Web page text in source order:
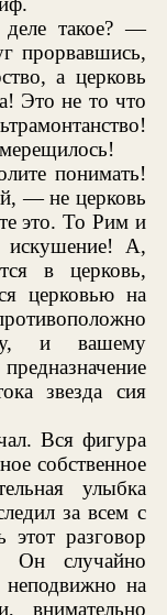
такое? —
прорвавшись,
а церковь
Это не то что
понимать!
— не церковь
это. То Рим и
искушение! А,
в церковь,
церковью на
и вашему
звезда сия
Вся фигура
собственное
улыбка
за всем с
разговор
Он случайно
неподвижно на
внимательно